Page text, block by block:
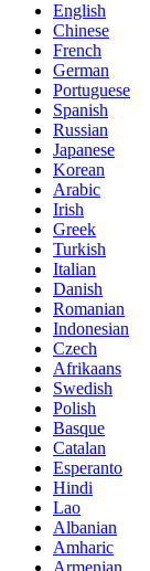
English
Chinese
French
German
Portuguese
Spanish
Russian
Japanese
Korean
Arabic
Irish
Greek
Turkish
Italian
Danish
Romanian
Indonesian
Czech
Afrikaans
Swedish
Polish
Basque
Catalan
Esperanto
Hindi
Lao
Albanian
Amharic
Armenian